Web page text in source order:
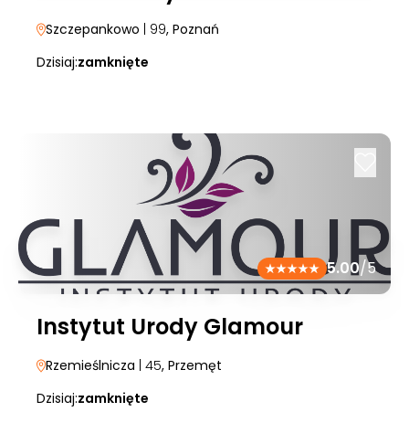
Szczepankowo | 99, Poznań
Dzisiaj:zamknięte
5.00/5
Instytut Urody Glamour
Rzemieślnicza | 45, Przemęt
Dzisiaj:zamknięte